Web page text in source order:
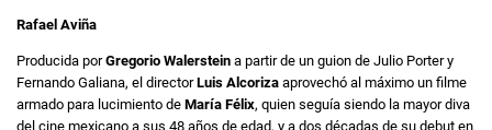
Rafael Aviña
Producida porGregorio Walerstein a partir de un guion de Julio Porter y
Fernando Galiana, el directorLuis Alcoriza aprovechó al máximo un filme
armado para lucimiento de María Félix, quien seguía siendo la mayor diva
del cine mexicano a sus 48 años de edad, y a dos décadas de su debut en